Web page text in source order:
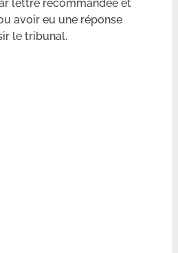
lettre recommandée et
avoir eu une réponse
le tribunal.